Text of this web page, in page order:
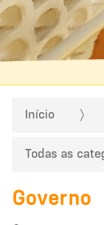
Início
Todas as
Governo